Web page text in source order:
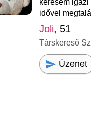
keresem
idővel
Joli, 51
Társkereső
Üzenet